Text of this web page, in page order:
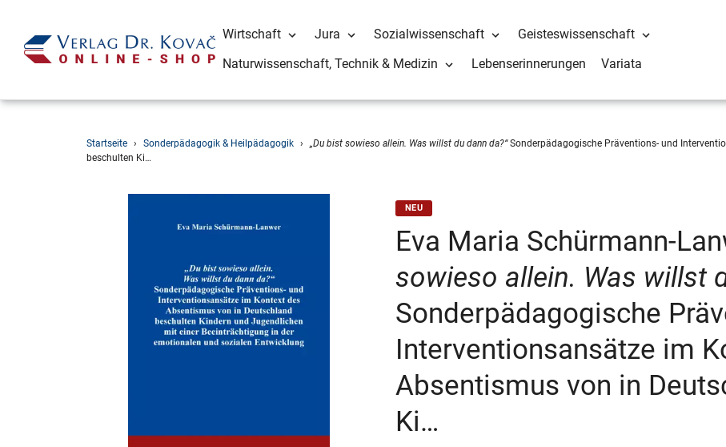
Wirtschaft Jura Sozialwissenschaft
Geisteswissenschaft
Naturwissenschaft, Technik & Medizin
Lebenserinnerungen Variata
Startseite › Sonderpädagogik & Heilpädagogik › „Du bist sowieso allein. Was willst du dann da?“Sonderpädagogische Präventions- und
beschulten Ki…
NEU
Eva Maria Schürmann-
sowieso allein. Was willst
Sonderpädagogische
Interventionsansätze im
Absentismus von in
Ki…